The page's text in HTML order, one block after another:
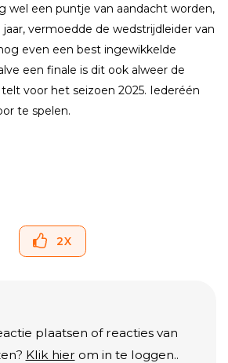
wel een puntje van aandacht worden,
vermoedde de wedstrijdleider van
even een best ingewikkelde
een finale is dit ook alweer de
voor het seizoen 2025. Iederéén
te spelen.
2X
plaatsen of reacties van
Klik hier om in te loggen..